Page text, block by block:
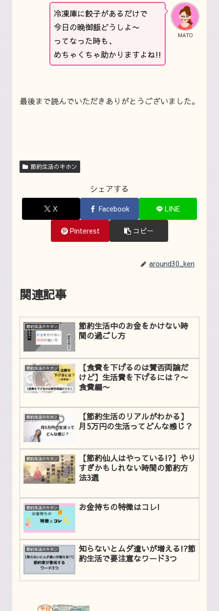
MATO
冷凍庫に餃子があるだけで
今日の晩御飯どうしよ〜
ってなった時も、
めちゃくちゃ助かりますよね!!
最後まで読んでいただきありがとうございました。
節約生活のキホン
シェアする
X Facebook LINE
Pinterest コピー
around30_ken
関連記事
節約生活のキホン
節約生活中のお金をかけない時
間の過ごし方
節約生活のキホン
【食費を下げるのは賛否両論だ
けど】生活費を下げるには？〜
食費編〜
節約生活のキホン
【節約生活のリアルがわかる】
月5万円の生活ってどんな感じ？
節約生活のキホン
【節約仙人はやっている!?】やり
すぎかもしれない時間の節約方
法3選
節約生活のキホン お金持ちの特徴はコレ!
節約生活のキホン
知らないとムダ遣いが増える!?節
約生活で要注意なワード3つ